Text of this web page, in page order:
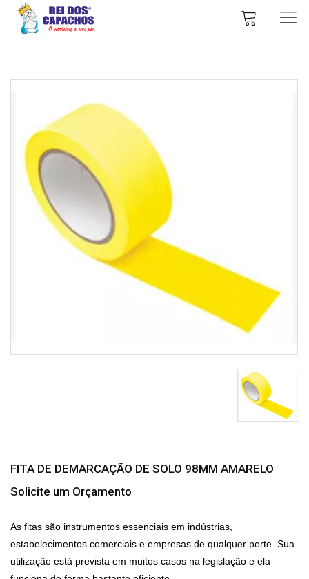
FITA DE DEMARCAÇÃO DE SOLO 98MM AMARELO
Solicite um Orçamento
As fitas são instrumentos essenciais em indústrias,
estabelecimentos comerciais e empresas de qualquer porte. Sua
utilização está prevista em muitos casos na legislação e ela